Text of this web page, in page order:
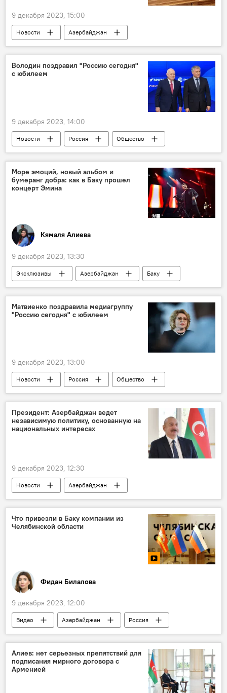
9 декабря 2023, 15:00
Новости
Азербайджан
Минобороны АР
Закир Гасанов
азербайджанская армия
Коллегия
Заседание
Володин поздравил "Россию сегодня"
с юбилеем
9 декабря 2023, 14:00
Новости Россия
Общество
Вячеслав Володин
МИА "Россия сегодня"
Юбилей
Поздравление СМИ
Море эмоций, новый альбом и
бумеранг добра: как в Баку прошел
концерт Эмина
Кямаля Алиева
9 декабря 2023, 13:30
Эксклюзивы Азербайджан
Баку
Дворец Гейдара Алиева
поп-музыка
Концерт
Общество
ЖИЗНЬ
Матвиенко поздравила медиагруппу
"Россию сегодня" с юбилеем
9 декабря 2023, 13:00
Новости Россия
Общество
Валентина Матвиенко
СМИ
МИА "Россия сегодня"
Поздравление
Президент: Азербайджан ведет
независимую политику, основанную на
национальных интересах
9 декабря 2023, 12:30
Новости
Азербайджан
Ильхам Алиев
СМИ
Интервью
Политика
Экономика Развитие
Что привезли в Баку компании из
Челябинской области
Фидан Билалова
9 декабря 2023, 12:00
Видео Азербайджан
Россия
Челябинск
Промышленность
Экономика
Торговля
Алиев: нет серьезных препятствий для
подписания мирного договора с
Арменией